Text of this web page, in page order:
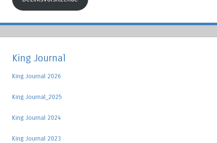
King Journal
King Journal 2026
King Journal_2025
King Journal 2024
King Journal 2023